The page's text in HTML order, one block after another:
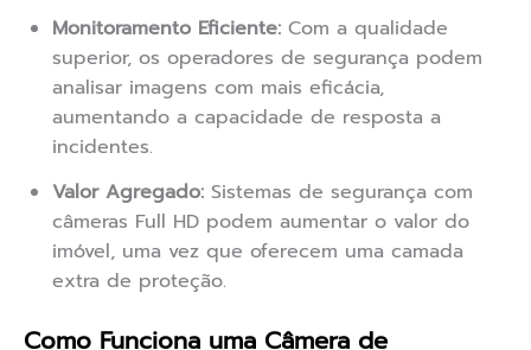
Monitoramento Eficiente: Com a qualidade
superior, os operadores de segurança podem
analisar imagens com mais eficácia,
aumentando a capacidade de resposta a
incidentes.
Valor Agregado: Sistemas de segurança com
câmeras Full HD podem aumentar o valor do
imóvel, uma vez que oferecem uma camada
extra de proteção.
Como Funciona uma Câmera de